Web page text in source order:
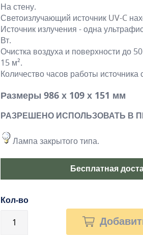
На стену.
Светоизлучающий источник UV-C
Источник излучения - одна
Вт.
Очистка воздуха и поверхности до
15 м².
Количество часов работы
Размеры 986 х 109 х 151 мм
РАЗРЕШЕНО ИСПОЛЬЗОВАТЬ В
Лампа закрытого типа.
Бесплатная
Кол-во